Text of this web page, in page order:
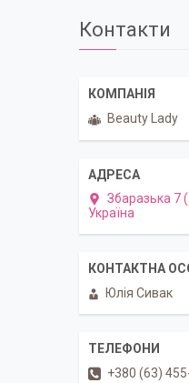
Контакти
Beauty Lady
Збаразька 7
Україна
Юлія Сивак
+380 (63)